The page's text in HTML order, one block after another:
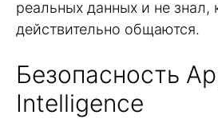
реальных данных и не знал,
действительно общаются.
Безопасность
Intelligence